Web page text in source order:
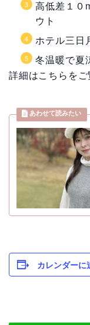
高低差１０
ウト
ホテル三日
冬温暖で夏
詳細はこちらをご
カレンダーに